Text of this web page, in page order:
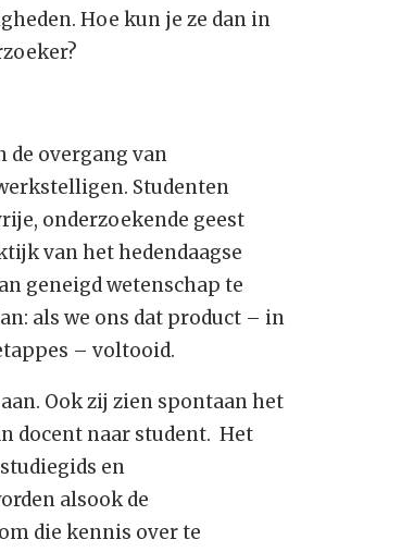
Hoe kun je ze dan in
de overgang van
Studenten
onderzoekende geest
van het hedendaagse
geneigd wetenschap te
als we ons dat product – in
– voltooid.
Ook zij zien spontaan het
docent naar student. Het
en
alsook de
die kennis over te